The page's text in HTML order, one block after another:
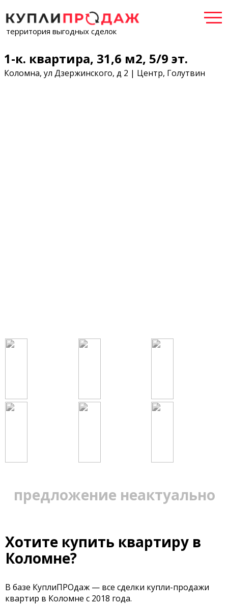
территория выгодных сделок
1-к. квартира, 31,6 м2, 5/9 эт.
Коломна, ул Дзержинского, д 2 | Центр, Голутвин
предложение неактуально
Хотите купить квартиру в
Коломне?
В базе КуплиПРОдаж — все сделки купли-продажи
квартир в Коломне с 2018 года.